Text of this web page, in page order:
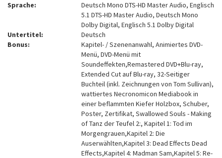
Sprache:
Deutsch Mono DTS-HD Master Audio, Englisch
5.1 DTS-HD Master Audio, Deutsch Mono
Dolby Digital, Englisch 5.1 Dolby Digital
Untertitel:
Deutsch
Bonus:
Kapitel- / Szenenanwahl, Animiertes DVD-
Menü, DVD-Menü mit
Soundeffekten,Remastered DVD+Blu-ray,
Extended Cut auf Blu-ray, 32-Seitiger
Buchteil (inkl. Zeichnungen von Tom Sullivan),
wattiertes Necronomicon Mediabook in
einer beflammten Kiefer Holzbox, Schuber,
Poster, Zertifikat, Swallowed Souls - Making
of Tanz der Teufel 2:, Kapitel 1: Tod im
Morgengrauen,Kapitel 2: Die
Auserwählten,Kapitel 3: Dead Effects Dead
Effects,Kapitel 4: Madman Sam,Kapitel 5: Re-